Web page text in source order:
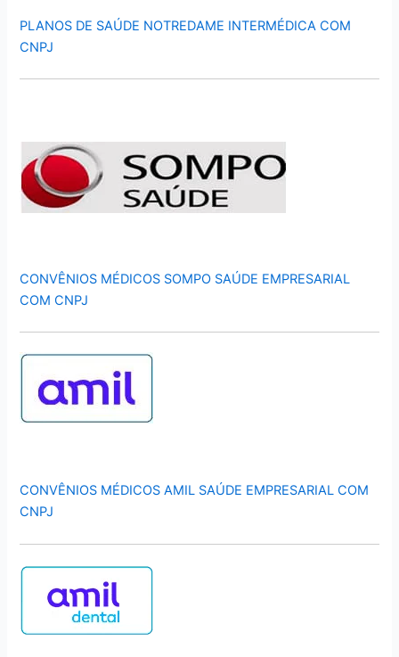
PLANOS DE SAÚDE NOTREDAME INTERMÉDICA COM
CNPJ
CONVÊNIOS MÉDICOS SOMPO SAÚDE EMPRESARIAL
COM CNPJ
CONVÊNIOS MÉDICOS AMIL SAÚDE EMPRESARIAL COM
CNPJ